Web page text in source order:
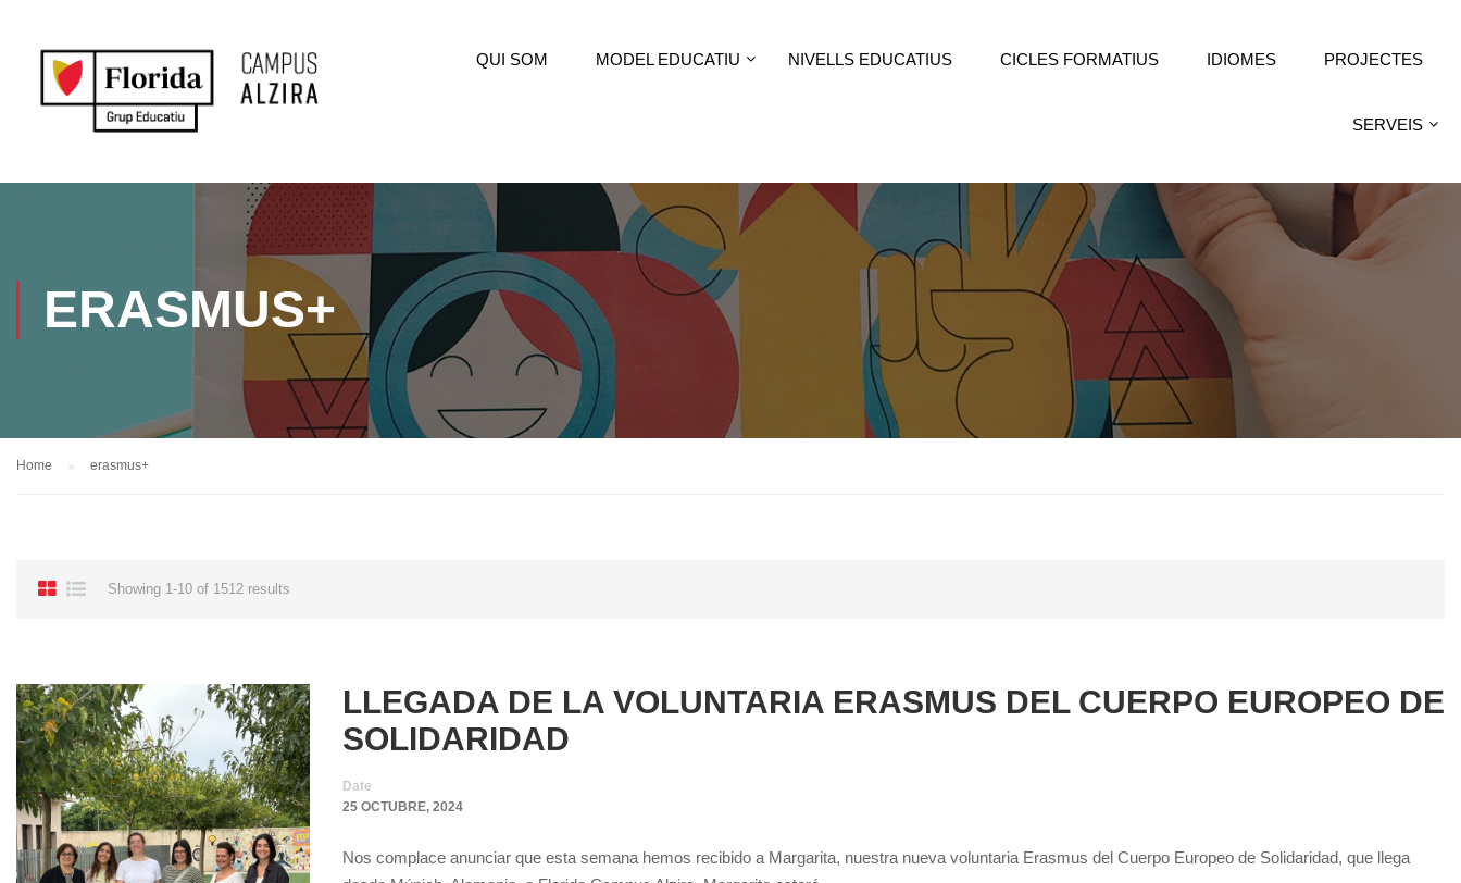
QUI SOM MODEL EDUCATIU NIVELLS EDUCATIUS CICLES FORMATIUS IDIOMES PROJECTES
SERVEIS
ERASMUS+
Home erasmus+
Showing 1-10 of 1512 results
LLEGADA DE LA VOLUNTARIA ERASMUS DEL CUERPO EUROPEO DE
SOLIDARIDAD
Date
25 OCTUBRE, 2024
Nos complace anunciar que esta semana hemos recibido a Margarita, nuestra nueva voluntaria Erasmus del Cuerpo Europeo de Solidaridad, que llega